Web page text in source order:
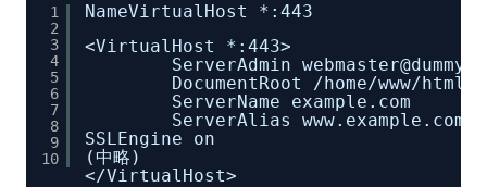
1
2
3
4
5
6
7
8
9
10
NameVirtualHost *:443
<VirtualHost *:443>
ServerAdmin
DocumentRoot /home/www/html/
ServerName example.com
ServerAlias www.example.com
SSLEngine on
(中略)
</VirtualHost>